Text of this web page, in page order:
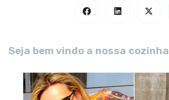
Seja bem vindo a nossa cozinha